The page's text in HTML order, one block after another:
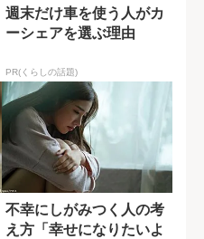
週末だけ車を使う人がカ
ーシェアを選ぶ理由
PR(くらしの話題)
不幸にしがみつく人の考
え方「幸せになりたいよ